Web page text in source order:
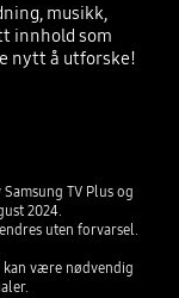
musikk,
innhold som
nytt å utforske!
TV Plus og
2024.
uten forvarsel.
være nødvendig